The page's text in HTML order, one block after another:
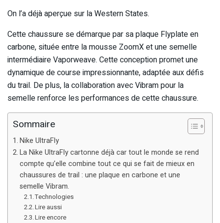
On l’a déjà aperçue sur la Western States.
Cette chaussure se démarque par sa plaque Flyplate en
carbone, située entre la mousse ZoomX et une semelle
intermédiaire Vaporweave. Cette conception promet une
dynamique de course impressionnante, adaptée aux défis
du trail. De plus, la collaboration avec Vibram pour la
semelle renforce les performances de cette chaussure.
Sommaire
Nike UltraFly
La Nike UltraFly cartonne déjà car tout le monde se rend
compte qu’elle combine tout ce qui se fait de mieux en
chaussures de trail : une plaque en carbone et une
semelle Vibram.
Technologies
Lire aussi
Lire encore